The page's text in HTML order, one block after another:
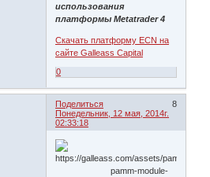
использования
платформы Metatrader 4
Скачать платформу ECN на
сайте Galleass Capital
0
Поделиться
8
Понедельник, 12 мая, 2014г.
02:33:18